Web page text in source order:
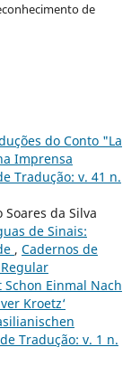
de
do Conto "La
Imprensa
Tradução: v. 41 n.
da Silva
de Sinais:
, Cadernos de
Einmal Nach
Kroetz‘
Tradução: v. 1 n.